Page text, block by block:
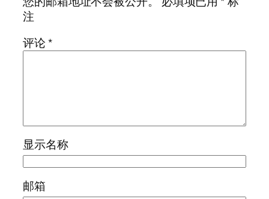
注
评论*
显示名称
邮箱